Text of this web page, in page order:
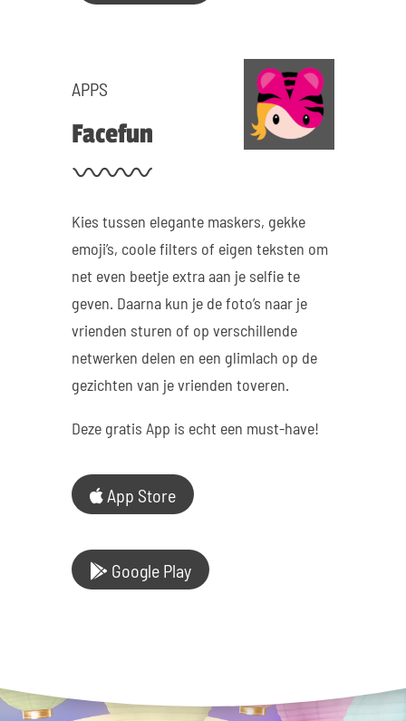
APPS
Face­fun
Kies tussen elegante maskers, gekke
emoji’s, coole filters of eigen teksten om
net even beetje extra aan je selfie te
geven. Daarna kun je de foto’s naar je
vrienden sturen of op verschillende
netwerken delen en een glimlach op de
gezichten van je vrienden toveren.
Deze gratis App is echt een must-have!
App Store
Google Play